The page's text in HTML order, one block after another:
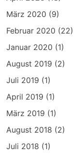
März 2020 (9)
Februar 2020 (22)
Januar 2020 (1)
August 2019 (2)
Juli 2019 (1)
April 2019 (1)
März 2019 (1)
August 2018 (2)
Juli 2018 (1)